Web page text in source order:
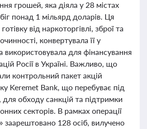
грошей, яка діяла у 28 містах
понад 1 мільярд доларів. Ця
від наркоторгівлі, зброї та
конвертувала її у
використовувала для фінансування
Росії в Україні. Важливо, що
контрольний пакет акцій
Keremet Bank, що перебуває під
обходу санкцій та підтримки
секторів. В рамках операції
заарештовано 128 осіб, вилучено